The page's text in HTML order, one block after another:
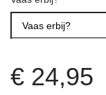
Vaas erbij?
€ 24,95